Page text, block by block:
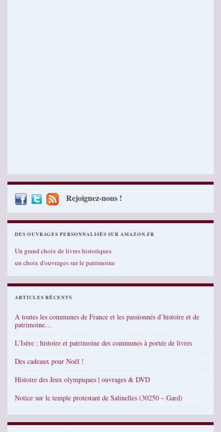
Rejoignez-nous !
DES OUVRAGES PERSONNALISÉS SUR AMAZON.FR
Un grand choix de livres historiques
un choix d'ouvrages sur le patrimoine
ARTICLES RÉCENTS
A toutes les communes de France et les passionnés d’histoire et de
patrimoine…
L’Isère : histoire et patrimoine des communes à portée de livres
Des cadeaux pour Noël !
Histoire des Jeux olympiques | ouvrages & DVD
Notice sur le temple protestant de Salinelles (30250 – Gard)